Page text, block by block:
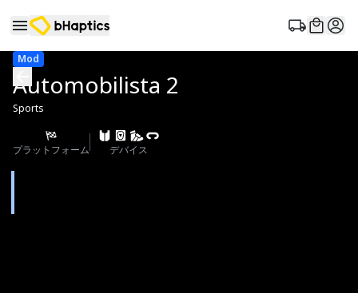
Mod
Automobilista 2
Sports
プラットフォーム デバイス